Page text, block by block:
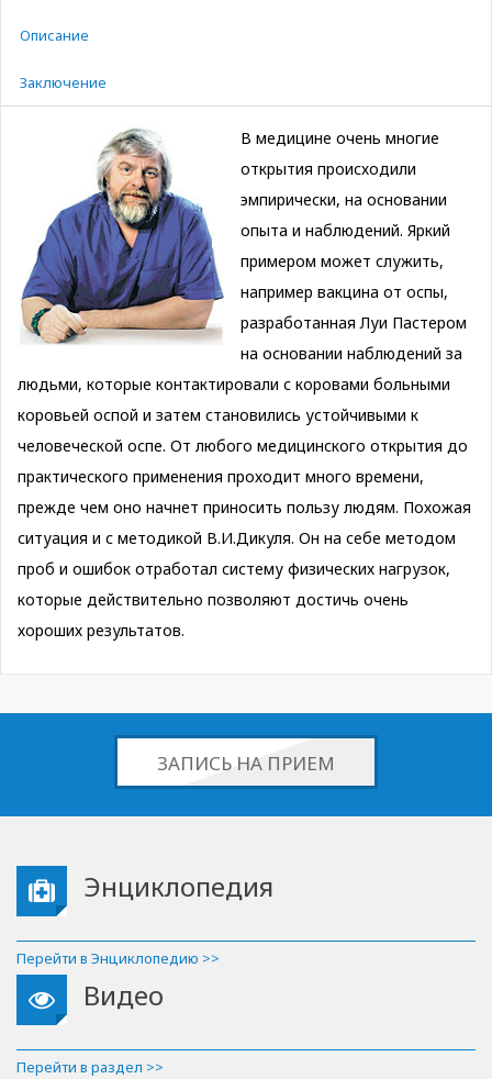
Описание
Заключение
В медицине очень многие
открытия происходили
эмпирически, на основании
опыта и наблюдений. Яркий
примером может служить,
например вакцина от оспы,
разработанная Луи Пастером
на основании наблюдений за
людьми, которые контактировали с коровами больными
коровьей оспой и затем становились устойчивыми к
человеческой оспе. От любого медицинского открытия до
практического применения проходит много времени,
прежде чем оно начнет приносить пользу людям. Похожая
ситуация и с методикой В.И.Дикуля. Он на себе методом
проб и ошибок отработал систему физических нагрузок,
которые действительно позволяют достичь очень
хороших результатов.
ЗАПИСЬ НА ПРИЕМ
Энциклопедия
Перейти в Энциклопедию >>
Видео
Перейти в раздел >>